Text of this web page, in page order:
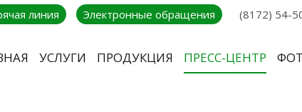
линия Электронные обращения (8172) 54-
УСЛУГИ ПРОДУКЦИЯ ПРЕСС-ЦЕНТР